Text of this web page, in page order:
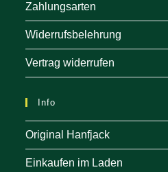
Zahlungsarten
Widerrufsbelehrung
Vertrag widerrufen
Info
Original Hanfjack
Einkaufen im Laden